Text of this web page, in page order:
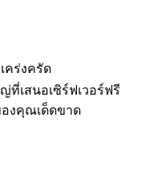
คร่งครัด
ที่เสนอเซิร์ฟเวอร์ฟรี
งคุณเด็ดขาด